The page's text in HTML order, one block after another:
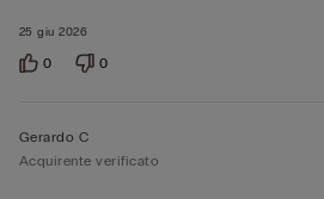
25 giu 2026
0 0
Gerardo C
Acquirente verificato